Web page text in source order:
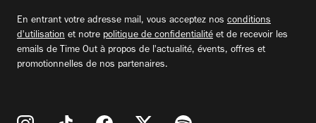
En entrant votre adresse mail, vous acceptez nos conditions
d'utilisation et notre politique de confidentialité et de recevoir les
emails de Time Out à propos de l'actualité, évents, offres et
promotionnelles de nos partenaires.